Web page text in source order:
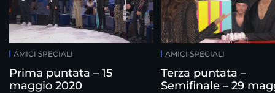
AMICI SPECIALI
Prima puntata – 15
maggio 2020
AMICI SPECIALI
Terza puntata –
Semifinale – 29